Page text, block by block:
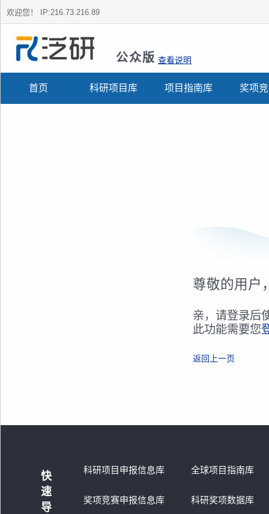
欢迎您！ IP:216.73.216.89
公众版 查看说明
首页 科研项目库 项目指南库 奖项
尊敬的用户
亲，请登录后
此功能需要您
返回上一页
快
速
导
科研项目申报信息库 全球项目指南库
奖项竞赛申报信息库 科研奖项数据库